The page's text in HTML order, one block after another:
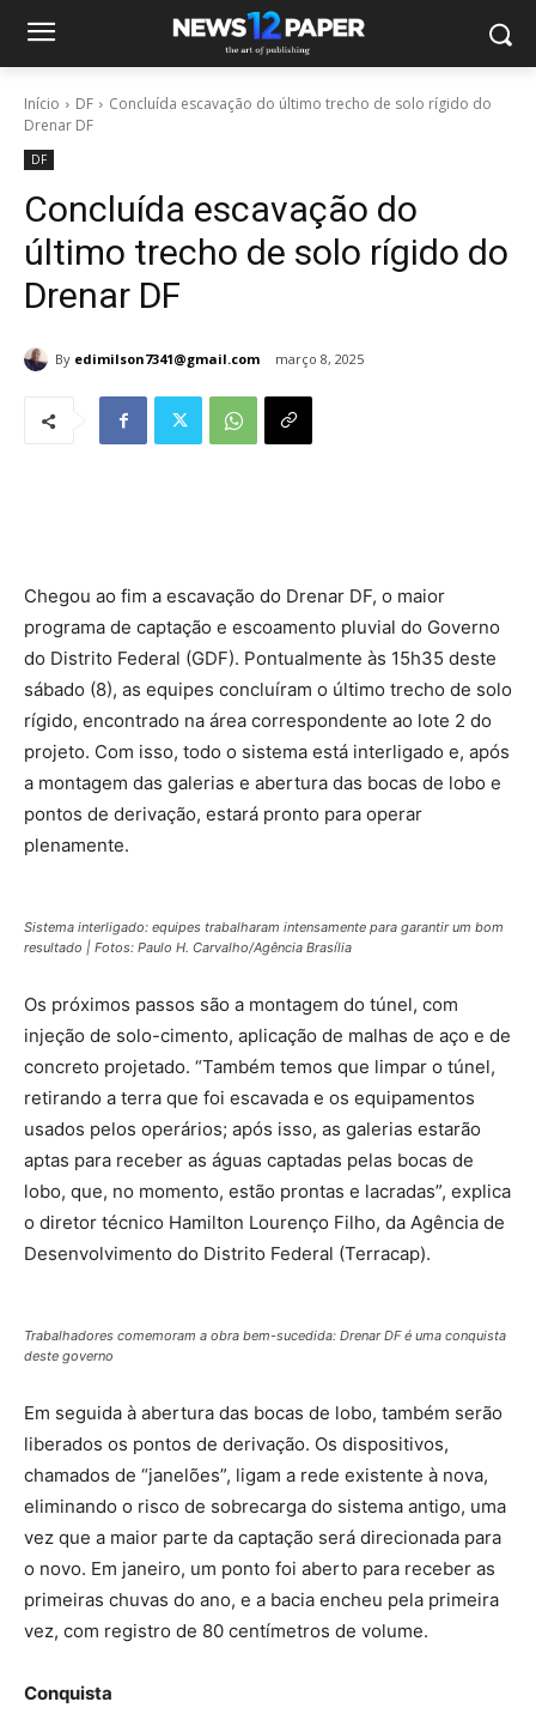
Início DF
Concluída escavação do último trecho de solo rígido do
Drenar DF
DF
Concluída escavação do
último trecho de solo rígido do
Drenar DF
By edimilson7341@gmail.com março 8, 2025
Chegou ao fim a escavação do Drenar DF, o maior
programa de captação e escoamento pluvial do Governo
do Distrito Federal (GDF). Pontualmente às 15h35 deste
sábado (8), as equipes concluíram o último trecho de solo
rígido, encontrado na área correspondente ao lote 2 do
projeto. Com isso, todo o sistema está interligado e, após
a montagem das galerias e abertura das bocas de lobo e
pontos de derivação, estará pronto para operar
plenamente.
Sistema interligado: equipes trabalharam intensamente para garantir um bom
resultado | Fotos: Paulo H. Carvalho/Agência Brasília
Os próximos passos são a montagem do túnel, com
injeção de solo-cimento, aplicação de malhas de aço e de
concreto projetado. “Também temos que limpar o túnel,
retirando a terra que foi escavada e os equipamentos
usados pelos operários; após isso, as galerias estarão
aptas para receber as águas captadas pelas bocas de
lobo, que, no momento, estão prontas e lacradas”, explica
o diretor técnico Hamilton Lourenço Filho, da Agência de
Desenvolvimento do Distrito Federal (Terracap).
Trabalhadores comemoram a obra bem-sucedida: Drenar DF é uma conquista
deste governo
Em seguida à abertura das bocas de lobo, também serão
liberados os pontos de derivação. Os dispositivos,
chamados de “janelões”, ligam a rede existente à nova,
eliminando o risco de sobrecarga do sistema antigo, uma
vez que a maior parte da captação será direcionada para
o novo. Em janeiro, um ponto foi aberto para receber as
primeiras chuvas do ano, e a bacia encheu pela primeira
vez, com registro de 80 centímetros de volume.
Conquista